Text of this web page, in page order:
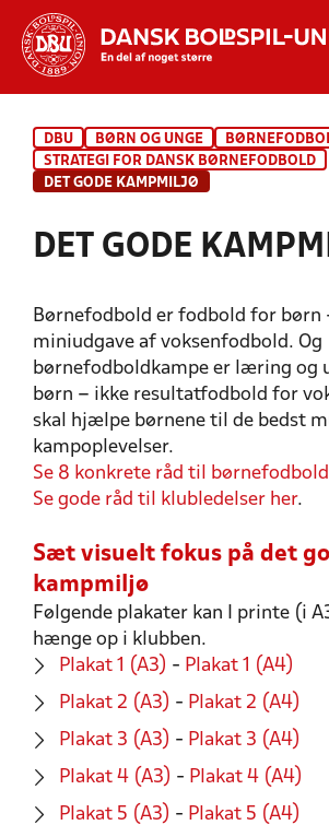
INDHOLD
DBU BØRN OG UNGE
STRATEGI FOR DANSK BØRNEFODBOLD
DET GODE KAMPMILJØ
DET GODE
Børnefodbold er fodbold for børn
miniudgave af voksenfodbold. Og
børnefodboldkampe er læring og
børn – ikke resultatfodbold for
skal hjælpe børnene til de bedst
kampoplevelser.
Se 8 konkrete råd til
Se gode råd til klubledelser her.
Sæt visuelt fokus på det
kampmiljø
Følgende plakater kan I printe (i
hænge op i klubben.
Plakat 1 (A3) - Plakat 1 (A4)
Plakat 2 (A3) - Plakat 2 (A4)
Plakat 3 (A3) - Plakat 3 (A4)
Plakat 4 (A3) - Plakat 4 (A4)
Plakat 5 (A3) - Plakat 5 (A4)